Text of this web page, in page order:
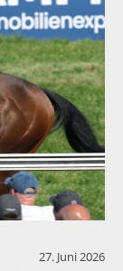
27. Juni 2026